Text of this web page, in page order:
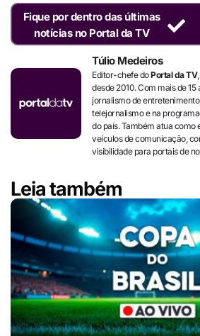
Fique por dentro das últimas
notícias no Portal da TV
Túlio Medeiros
Editor-chefe doPortal da TV
desde 2010. Com mais de
jornalismo de
telejornalismo e na
do país. Também atua como
veículos de comunicação,
visibilidade para portais de
Leia também